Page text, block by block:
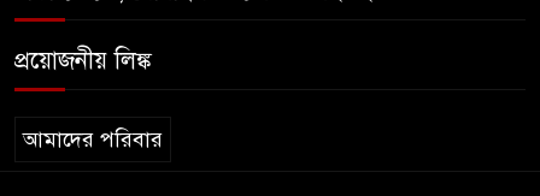
প্রয়োজনীয় লিঙ্ক
আমাদের পরিবার